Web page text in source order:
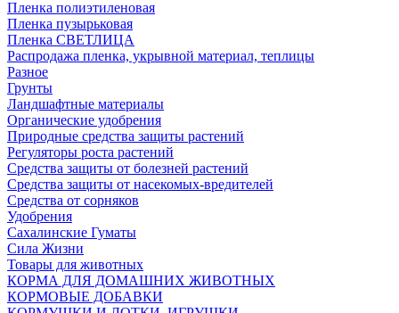
Пленка полиэтиленовая
Пленка пузырьковая
Пленка СВЕТЛИЦА
Распродажа пленка, укрывной материал, теплицы
Разное
Грунты
Ландшафтные материалы
Органические удобрения
Природные средства защиты растений
Регуляторы роста растений
Средства защиты от болезней растений
Средства защиты от насекомых-вредителей
Средства от сорняков
Удобрения
Сахалинские Гуматы
Сила Жизни
Товары для животных
КОРМА ДЛЯ ДОМАШНИХ ЖИВОТНЫХ
КОРМОВЫЕ ДОБАВКИ